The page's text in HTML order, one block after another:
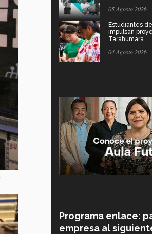
05 Agosto 2026
Estudiantes
impulsan
Tarahumara
04 Agosto 2026
Programa enlace:
empresa al